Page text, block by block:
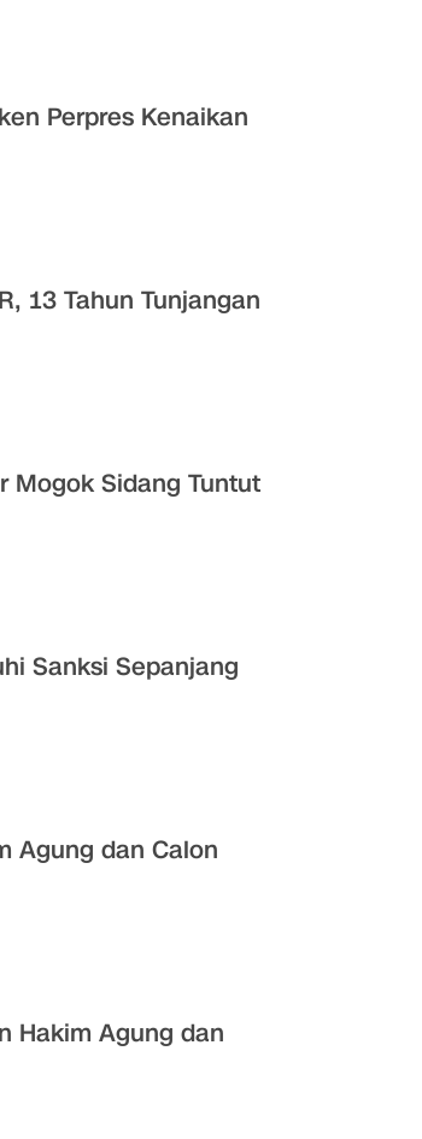
Perpres Kenaikan
13 Tahun Tunjangan
Mogok Sidang Tuntut
Sanksi Sepanjang
Agung dan Calon
Hakim Agung dan